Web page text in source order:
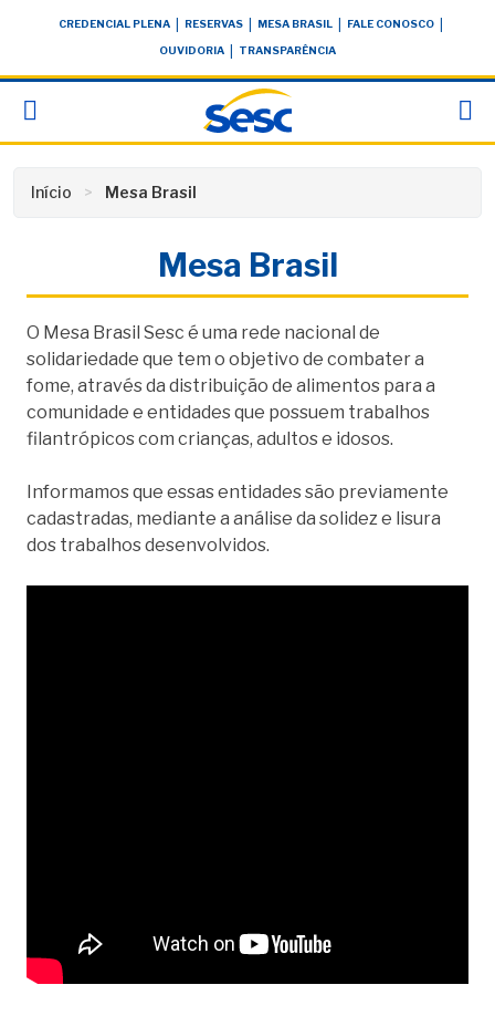
conteúdoCREDENCIAL PLENA RESERVAS MESA BRASIL FALE CONOSCO
OUVIDORIA TRANSPARÊNCIA
Início Mesa Brasil
Mesa Brasil
O Mesa Brasil Sesc é uma rede nacional de
solidariedade que tem o objetivo de combater a
fome, através da distribuição de alimentos para a
comunidade e entidades que possuem trabalhos
filantrópicos com crianças, adultos e idosos.
Informamos que essas entidades são previamente
cadastradas, mediante a análise da solidez e lisura
dos trabalhos desenvolvidos.